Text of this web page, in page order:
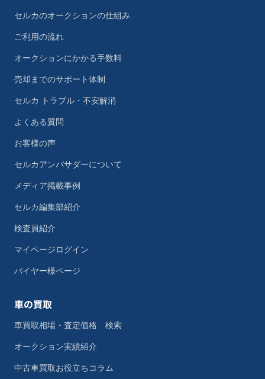
セルカのオークションの仕組み
ご利用の流れ
オークションにかかる手数料
売却までのサポート体制
セルカ トラブル・不安解消
よくある質問
お客様の声
セルカアンバサダーについて
メディア掲載事例
セルカ編集部紹介
検査員紹介
マイページログイン
バイヤー様ページ
車の買取
車買取相場・査定価格 検索
オークション実績紹介
中古車買取お役立ちコラム